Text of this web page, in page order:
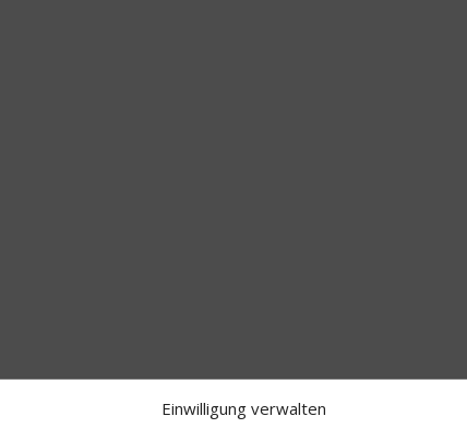
Einwilligung verwalten